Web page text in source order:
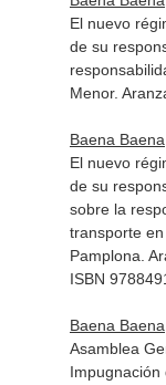
El nuevo
de su
Menor.
Baena
El nuevo
de su
sobre la
transporte
Pamplona.
ISBN
Baena
Asamblea
Impugnación